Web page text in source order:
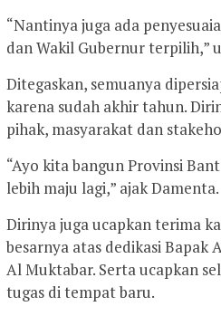
“Nantinya juga ada
dan Wakil Gubernur terpilih,”
Ditegaskan, semuanya
karena sudah akhir tahun.
pihak, masyarakat dan
“Ayo kita bangun Provinsi
lebih maju lagi,” ajak Damenta.
Dirinya juga ucapkan terima
besarnya atas dedikasi Bapak
Al Muktabar. Serta ucapkan
tugas di tempat baru.